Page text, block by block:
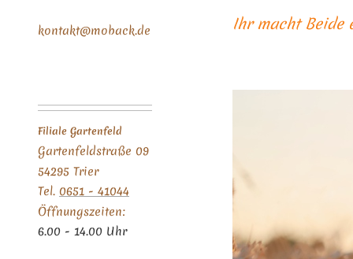
kontakt@moback.de
Filiale Gartenfeld
Gartenfeldstraße 09
54295 Trier
Tel. 0651 - 41044
Öffnungszeiten:
6.00 - 14.00 Uhr
Ihr macht Beide